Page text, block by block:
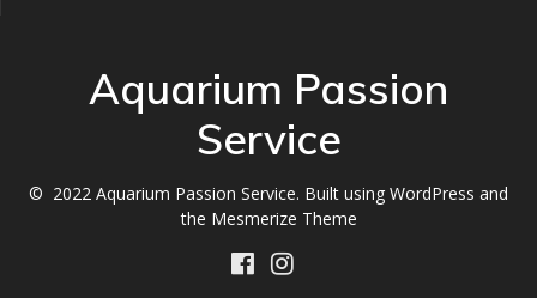
Aquarium Passion
Service
© 2022 Aquarium Passion Service. Built using WordPress and
the Mesmerize Theme